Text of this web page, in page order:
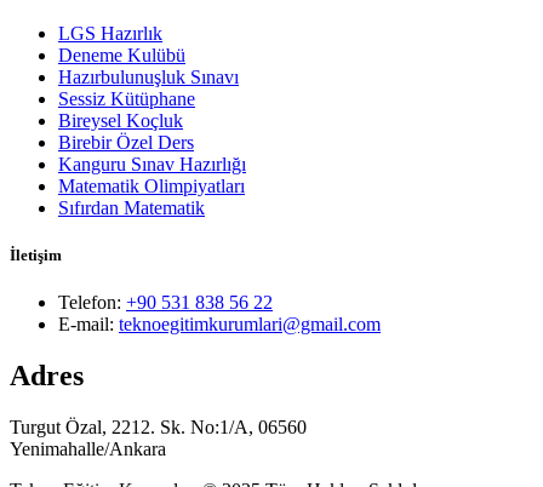
LGS Hazırlık
Deneme Kulübü
Hazırbulunuşluk Sınavı
Sessiz Kütüphane
Bireysel Koçluk
Birebir Özel Ders
Kanguru Sınav Hazırlığı
Matematik Olimpiyatları
Sıfırdan Matematik
İletişim
Telefon: +90 531 838 56 22
E-mail: teknoegitimkurumlari@gmail.com
Adres
Turgut Özal, 2212. Sk. No:1/A, 06560
Yenimahalle/Ankara